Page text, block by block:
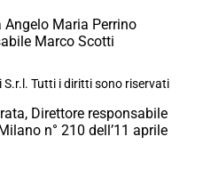
Maria Perrino
Marco Scotti
Tutti i diritti sono riservati
Direttore responsabile
n° 210 dell’11 aprile